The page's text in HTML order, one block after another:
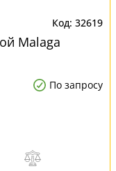
32619
Malaga
По запросу